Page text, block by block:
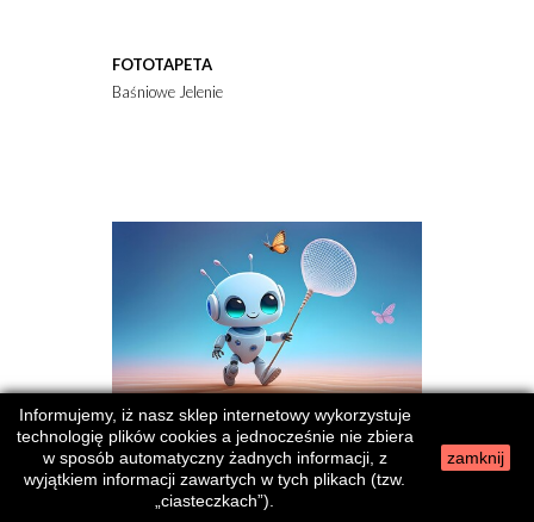
FOTOTAPETA
Baśniowe Jelenie
FOTOTAPETA
Informujemy, iż nasz sklep internetowy wykorzystuje
technologię plików cookies a jednocześnie nie zbiera
w sposób automatyczny żadnych informacji, z
wyjątkiem informacji zawartych w tych plikach (tzw.
„ciasteczkach”).
zamknij